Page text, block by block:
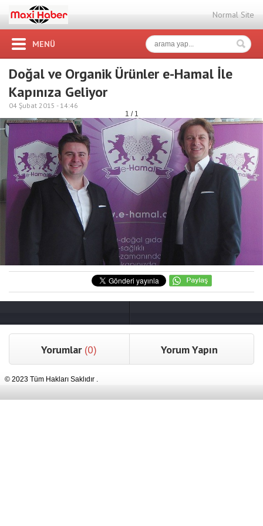
Normal Site
MENÜ
Doğal ve Organik Ürünler e-Hamal İle
Kapınıza Geliyor
04 Şubat 2015 - 14:46
1 / 1
Yorumlar (0) Yorum Yapın
© 2023 Tüm Hakları Saklıdır .